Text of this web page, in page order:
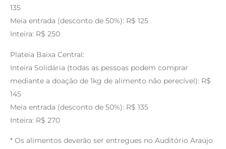
135
Meia entrada (desconto de 50%): R$ 125
Inteira: R$ 250
Plateia Baixa Central:
Inteira Solidária (todas as pessoas podem comprar
mediante a doação de 1kg de alimento não perecível): R$
145
Meia entrada (desconto de 50%): R$ 135
Inteira: R$ 270
* Os alimentos deverão ser entregues no Auditório Araújo